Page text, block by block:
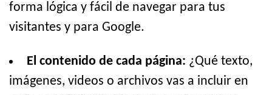
forma lógica y fácil de navegar para tus
visitantes y para Google.
El contenido de cada página: ¿Qué texto,
imágenes, videos o archivos vas a incluir en